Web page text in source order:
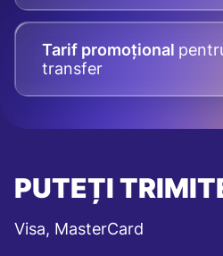
Tarif promoțional
transfer
PUTEȚI
Visa, MasterCard